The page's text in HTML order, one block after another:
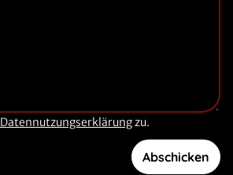
Datennutzungserklärungzu.
Abschicken